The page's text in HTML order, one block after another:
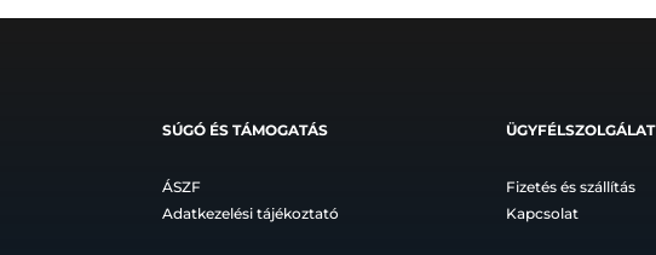
SÚGÓ ÉS TÁMOGATÁS ÜGYFÉLSZOLGÁLAT
ÁSZF
Adatkezelési tájékoztató
Fizetés és szállítás
Kapcsolat